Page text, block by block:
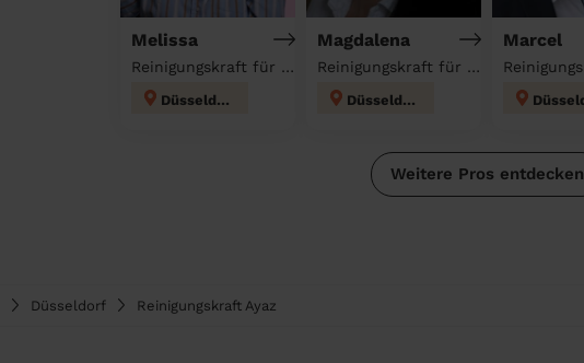
Melissa
Reinigungskraft für deinen Haushalt
Düsseldorf
Magdalena
Reinigungskraft für deinen Haushalt
Düsseldorf
Marcel
Weitere Pros entdecken
Düsseldorf Reinigungskraft Ayaz